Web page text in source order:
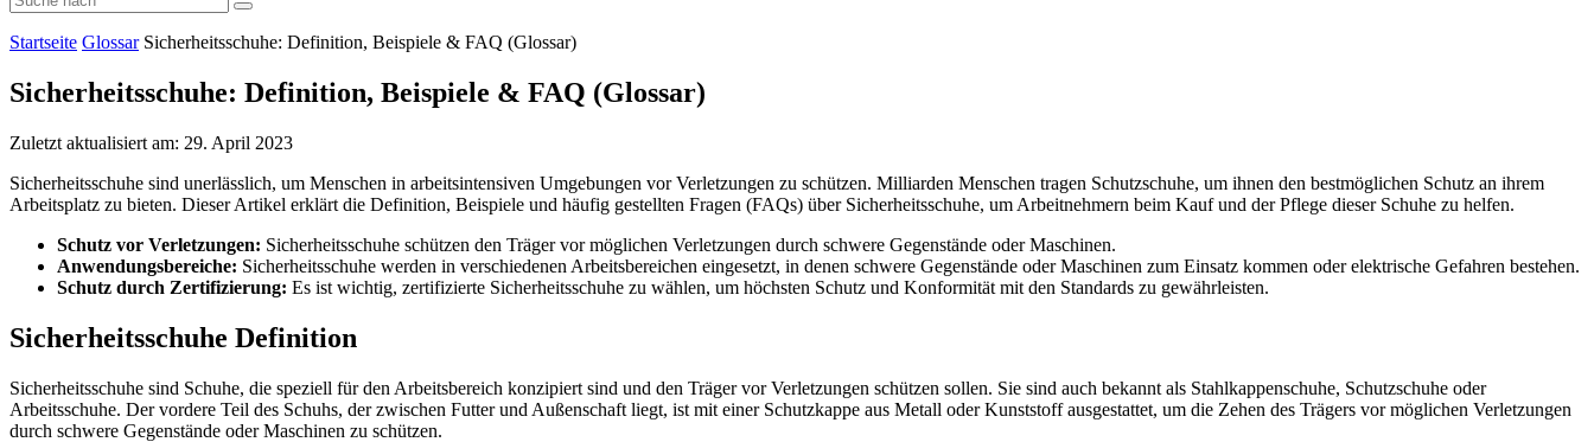
Startseite Glossar Sicherheitsschuhe: Definition, Beispiele & FAQ (Glossar)
Sicherheitsschuhe: Definition, Beispiele & FAQ (Glossar)
Zuletzt aktualisiert am: 29. April 2023
Sicherheitsschuhe sind unerlässlich, um Menschen in arbeitsintensiven Umgebungen vor Verletzungen zu schützen. Milliarden Menschen tragen Schutzschuhe, um ihnen den bestmöglichen Schutz an ihrem
Arbeitsplatz zu bieten. Dieser Artikel erklärt die Definition, Beispiele und häufig gestellten Fragen (FAQs) über Sicherheitsschuhe, um Arbeitnehmern beim Kauf und der Pflege dieser Schuhe zu helfen.
Schutz vor Verletzungen: Sicherheitsschuhe schützen den Träger vor möglichen Verletzungen durch schwere Gegenstände oder Maschinen.
Anwendungsbereiche: Sicherheitsschuhe werden in verschiedenen Arbeitsbereichen eingesetzt, in denen schwere Gegenstände oder Maschinen zum Einsatz kommen oder elektrische Gefahren bestehen.
Schutz durch Zertifizierung: Es ist wichtig, zertifizierte Sicherheitsschuhe zu wählen, um höchsten Schutz und Konformität mit den Standards zu gewährleisten.
Sicherheitsschuhe Definition
Sicherheitsschuhe sind Schuhe, die speziell für den Arbeitsbereich konzipiert sind und den Träger vor Verletzungen schützen sollen. Sie sind auch bekannt als Stahlkappenschuhe, Schutzschuhe oder
Arbeitsschuhe. Der vordere Teil des Schuhs, der zwischen Futter und Außenschaft liegt, ist mit einer Schutzkappe aus Metall oder Kunststoff ausgestattet, um die Zehen des Trägers vor möglichen Verletzungen
durch schwere Gegenstände oder Maschinen zu schützen.